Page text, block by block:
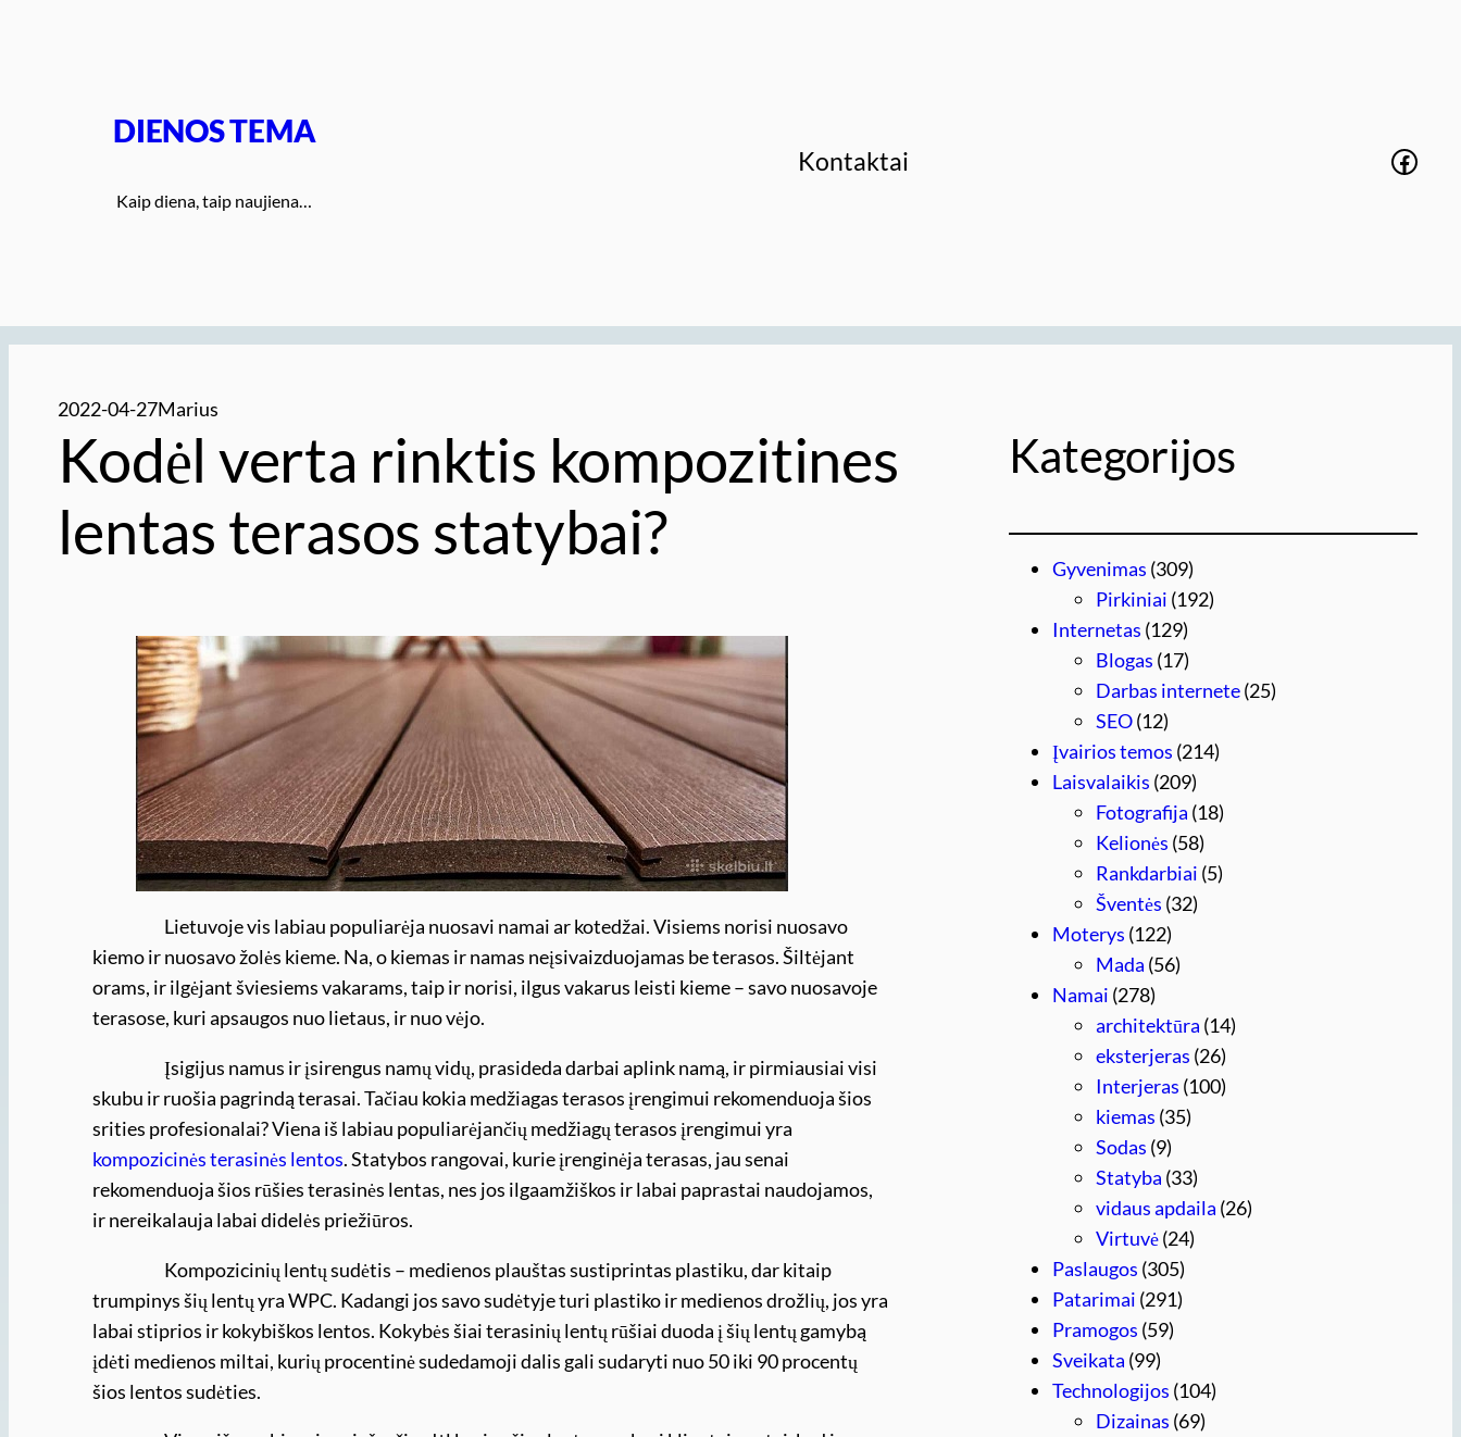
DIENOS TEMA
Kaip diena, taip naujiena…
Kontaktai
2022-04-27Marius
Kodėl verta rinktis kompozitines
lentas terasos statybai?
Lietuvoje vis labiau populiarėja nuosavi namai ar kotedžai. Visiems norisi nuosavo
kiemo ir nuosavo žolės kieme. Na, o kiemas ir namas neįsivaizduojamas be terasos. Šiltėjant
orams, ir ilgėjant šviesiems vakarams, taip ir norisi, ilgus vakarus leisti kieme – savo nuosavoje
terasose, kuri apsaugos nuo lietaus, ir nuo vėjo.
Įsigijus namus ir įsirengus namų vidų, prasideda darbai aplink namą, ir pirmiausiai visi
skubu ir ruošia pagrindą terasai. Tačiau kokia medžiagas terasos įrengimui rekomenduoja šios
srities profesionalai? Viena iš labiau populiarėjančių medžiagų terasos įrengimui yra
kompozicinės terasinės lentos. Statybos rangovai, kurie įrenginėja terasas, jau senai
rekomenduoja šios rūšies terasinės lentas, nes jos ilgaamžiškos ir labai paprastai naudojamos,
ir nereikalauja labai didelės priežiūros.
Kompozicinių lentų sudėtis – medienos plauštas sustiprintas plastiku, dar kitaip
trumpinys šių lentų yra WPC. Kadangi jos savo sudėtyje turi plastiko ir medienos drožlių, jos yra
labai stiprios ir kokybiškos lentos. Kokybės šiai terasinių lentų rūšiai duoda į šių lentų gamybą
įdėti medienos miltai, kurių procentinė sudedamoji dalis gali sudaryti nuo 50 iki 90 procentų
šios lentos sudėties.
Kategorijos
Gyvenimas (309)
Pirkiniai (192)
Internetas (129)
Blogas (17)
Darbas internete(25)
SEO(12)
Įvairios temos (214)
Laisvalaikis (209)
Fotografija (18)
Kelionės (58)
Rankdarbiai (5)
Šventės (32)
Moterys (122)
Mada (56)
Namai (278)
architektūra (14)
eksterjeras (26)
Interjeras (100)
kiemas (35)
Sodas (9)
Statyba (33)
vidaus apdaila (26)
Virtuvė(24)
Paslaugos (305)
Patarimai (291)
Pramogos (59)
Sveikata (99)
Technologijos (104)
Dizainas (69)